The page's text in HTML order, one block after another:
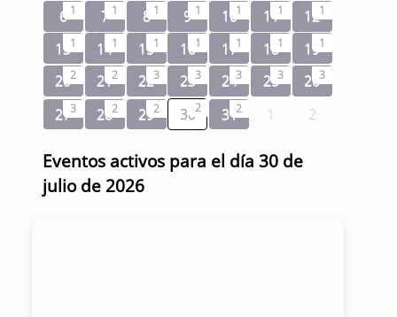
6 1 7 1 8 1 9 1 101 111 121
131 141 151 161 171 181 191
202 212 223 233 243 253 263
273 282 292 302 312 1 2
Eventos activos para el día 30 de
julio de 2026